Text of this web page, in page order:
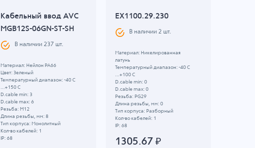
Кабельный ввод AVC
MGB12S-06GN-ST-SH
В наличии237 шт.
Материал: Нейлон PA66
Цвет: Зеленый
Температурный диапазон: -40 C
...+150 C
D.cable min: 3
D.cable max: 6
Резьба: M12
Длина резьбы, мм: 8
Тип корпуса: Монолитный
Кол-во кабелей: 1
IP: 68
EX1100.29.230
В наличии2 шт.
Материал: Никелированная
латунь
Температурный диапазон: -40 C
...+100 C
D.cable min: 0
D.cable max: 0
Резьба: PG29
Длина резьбы, мм: 0
Тип корпуса: Разборный
Кол-во кабелей: 1
IP: 68
1305.67 ₽